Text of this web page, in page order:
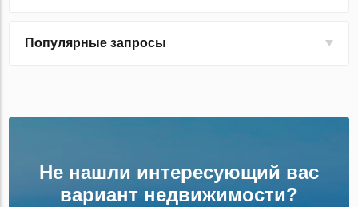
Популярные запросы
Не нашли интересующий вас
вариант недвижимости?